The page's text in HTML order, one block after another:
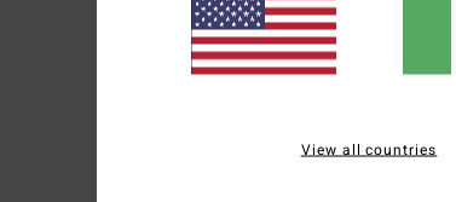
View all countries